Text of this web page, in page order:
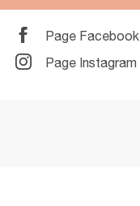
Page Facebook
Page Instagram